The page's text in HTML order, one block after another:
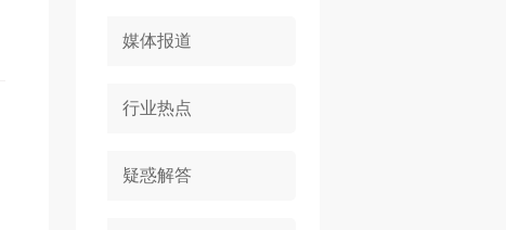
媒体报道
行业热点
疑惑解答